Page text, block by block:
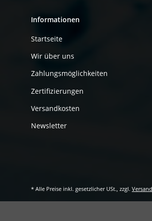
Informationen
Startseite
Wir über uns
Zahlungsmöglichkeiten
Zertifizierungen
Versandkosten
Newsletter
* Alle Preise inkl. gesetzlicher USt., zzgl. Versand